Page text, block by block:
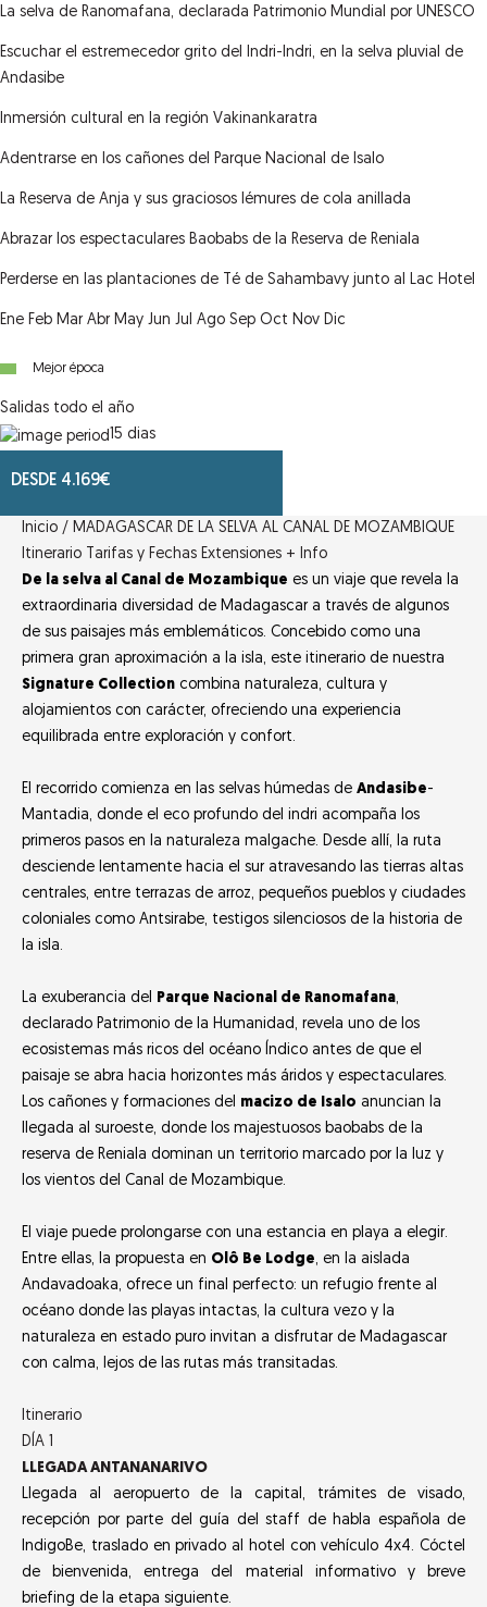
La selva de Ranomafana, declarada Patrimonio Mundial por UNESCO
Escuchar el estremecedor grito del Indri-Indri, en la selva pluvial de
Andasibe
Inmersión cultural en la región Vakinankaratra
Adentrarse en los cañones del Parque Nacional de Isalo
La Reserva de Anja y sus graciosos lémures de cola anillada
Abrazar los espectaculares Baobabs de la Reserva de Reniala
Perderse en las plantaciones de Té de Sahambavy junto al Lac Hotel
Ene Feb Mar Abr May Jun Jul Ago Sep Oct Nov Dic
Mejor época
Salidas todo el año
15 dias
DESDE 4.169€
Inicio / MADAGASCAR DE LA SELVA AL CANAL DE MOZAMBIQUE
Itinerario
Tarifas y Fechas Extensiones + Info
De la selva al Canal de Mozambique es un viaje que revela la
extraordinaria diversidad de Madagascar a través de algunos
de sus paisajes más emblemáticos. Concebido como una
primera gran aproximación a la isla, este itinerario de nuestra
Signature Collection combina naturaleza, cultura y
alojamientos con carácter, ofreciendo una experiencia
equilibrada entre exploración y confort.
El recorrido comienza en las selvas húmedas de Andasibe-
Mantadia, donde el eco profundo del indri acompaña los
primeros pasos en la naturaleza malgache. Desde allí, la ruta
desciende lentamente hacia el sur atravesando las tierras altas
centrales, entre terrazas de arroz, pequeños pueblos y ciudades
coloniales como Antsirabe, testigos silenciosos de la historia de
la isla.
La exuberancia del Parque Nacional de Ranomafana,
declarado Patrimonio de la Humanidad, revela uno de los
ecosistemas más ricos del océano Índico antes de que el
paisaje se abra hacia horizontes más áridos y espectaculares.
Los cañones y formaciones del macizo de Isalo anuncian la
llegada al suroeste, donde los majestuosos baobabs de la
reserva de Reniala dominan un territorio marcado por la luz y
los vientos del Canal de Mozambique.
El viaje puede prolongarse con una estancia en playa a elegir.
Entre ellas, la propuesta en Olô Be Lodge, en la aislada
Andavadoaka, ofrece un final perfecto: un refugio frente al
océano donde las playas intactas, la cultura vezo y la
naturaleza en estado puro invitan a disfrutar de Madagascar
con calma, lejos de las rutas más transitadas.
Itinerario
DÍA 1
LLEGADA ANTANANARIVO
Llegada al aeropuerto de la capital, trámites de visado,
recepción por parte del guía del staff de habla española de
IndigoBe, traslado en privado al hotel con vehículo 4x4. Cóctel
de bienvenida, entrega del material informativo y breve
briefing de la etapa siguiente.